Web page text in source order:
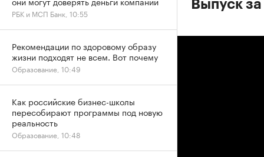
Выпуск
РБК и МСП Банк, 10:55
Рекомендации по здоровому образу
жизни подходят не всем. Вот почему
Образование, 10:49
Как российские бизнес-школы
пересобирают программы под новую
реальность
Образование, 10:48